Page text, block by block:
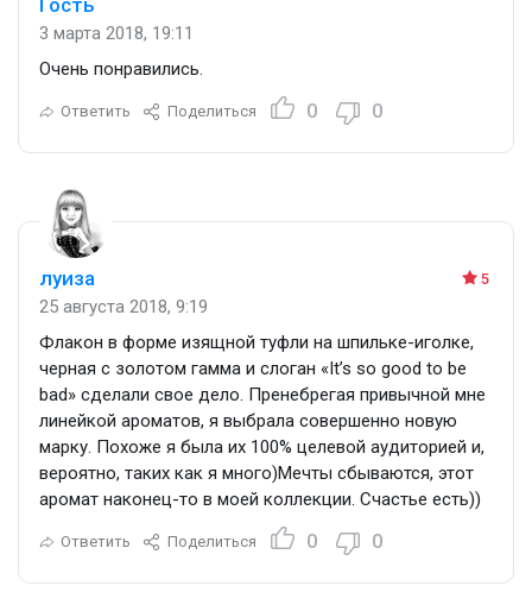
Гость
3 марта 2018, 19:11
Очень понравились.
Ответить Поделиться 0 0
5
луиза
25 августа 2018, 9:19
Флакон в форме изящной туфли на шпильке-иголке,
черная с золотом гамма и слоган «It’s so good to be
bad» сделали свое дело. Пренебрегая привычной мне
линейкой ароматов, я выбрала совершенно новую
марку. Похоже я была их 100% целевой аудиторией и,
вероятно, таких как я много)Мечты сбываются, этот
аромат наконец-то в моей коллекции. Счастье есть))
Ответить Поделиться 0 0